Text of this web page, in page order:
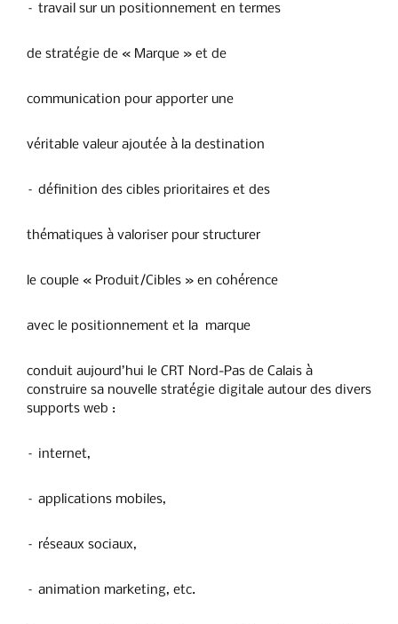
– travail sur un positionnement en termes
de stratégie de « Marque » et de
communication pour apporter une
véritable valeur ajoutée à la destination
– définition des cibles prioritaires et des
thématiques à valoriser pour structurer
le couple « Produit/Cibles » en cohérence
avec le positionnement et la marque
conduit aujourd’hui le CRT Nord-Pas de Calais à
construire sa nouvelle stratégie digitale autour des divers
supports web :
– internet,
– applications mobiles,
– réseaux sociaux,
– animation marketing, etc.